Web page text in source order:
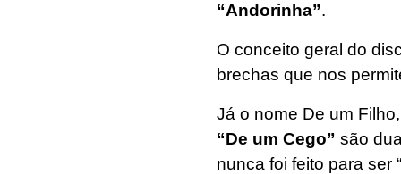
“Andorinha”.
O conceito geral do
brechas que nos
Já o nome De um
“De um Cego” são
nunca foi feito para ser